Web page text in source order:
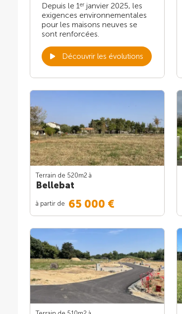
Depuis le 1er janvier 2025, les
exigences environnementales
pour les maisons neuves se
sont renforcées.
Découvrir les évolutions
Terrain de 520m2 à
Bellebat
à partir de 65 000 €